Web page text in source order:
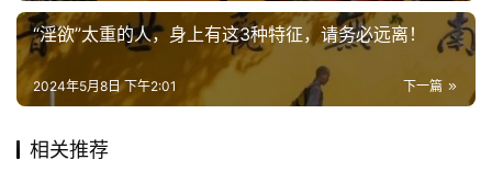
纪
录
教
“淫欲”太重的人，身上有这3种特征，请务必远离！
下一篇
2024年5月8日 下午2:01
相关推荐